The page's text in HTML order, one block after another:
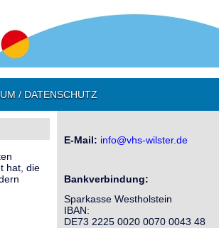
/ DATENSCHUTZ
hat, die
E-Mail: info@vhs-wilster.de
Bankverbindung:
Sparkasse Westholstein
IBAN:
DE73 2225 0020 0070 0043 48